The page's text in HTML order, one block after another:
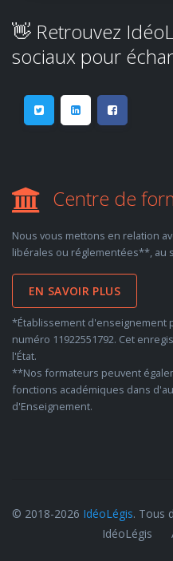
👋 Retrouvez
sociaux pour
Centre de
Nous vous mettons en relation
libérales ou réglementées**, au
EN SAVOIR PLUS
*Établissement
numéro 11922551792. Cet
l'État.
**Nos formateurs peuvent
fonctions académiques dans
d'Enseignement.
© 2018-2026 IdéoLégis. Tous
IdéoLégis